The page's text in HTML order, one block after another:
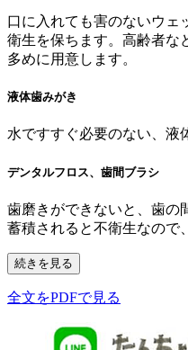
口に入れても害のないウェ
衛生を保ちます。高齢者な
多めに用意します。
液体歯みがき
水ですすぐ必要のない、液
デンタルフロス、歯間ブラシ
歯磨きができないと、歯の
蓄積されると不衛生なので
続きを見る
全文をPDFで見る